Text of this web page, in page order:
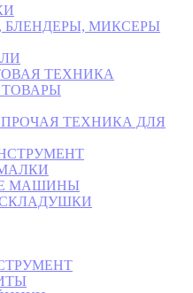
БЛЕНДЕРЫ, МИКСЕРЫ
ТЕХНИКА
ТОВАРЫ
ТЕХНИКА ДЛЯ
МАШИНЫ